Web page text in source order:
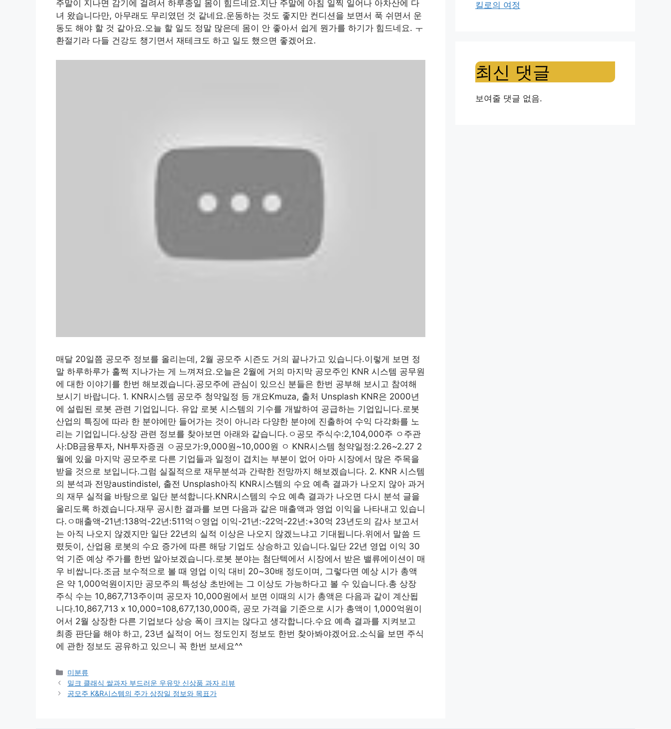
주말이 지나면 감기에 걸려서 하루종일 몸이 힘드네요.지난 주말에 아침 일찍 일어나 아차산에 다
녀 왔습니다만, 아무래도 무리였던 것 같네요.운동하는 것도 좋지만 컨디션을 보면서 푹 쉬면서 운
동도 해야 할 것 같아요.오늘 할 일도 정말 많은데 몸이 안 좋아서 쉽게 뭔가를 하기가 힘드네요. ㅜ
환절기라 다들 건강도 챙기면서 재테크도 하고 일도 했으면 좋겠어요.
매달 20일쯤 공모주 정보를 올리는데, 2월 공모주 시즌도 거의 끝나가고 있습니다.이렇게 보면 정
말 하루하루가 훌쩍 지나가는 게 느껴져요.오늘은 2월에 거의 마지막 공모주인 KNR 시스템 공무원
에 대한 이야기를 한번 해보겠습니다.공모주에 관심이 있으신 분들은 한번 공부해 보시고 참여해
보시기 바랍니다. 1. KNR시스템 공모주 청약일정 등 개요Kmuza, 출처 Unsplash KNR은 2000년
에 설립된 로봇 관련 기업입니다. 유압 로봇 시스템의 기수를 개발하여 공급하는 기업입니다.로봇
산업의 특징에 따라 한 분야에만 들어가는 것이 아니라 다양한 분야에 진출하여 수익 다각화를 노
리는 기업입니다.상장 관련 정보를 찾아보면 아래와 같습니다.ㅇ공모 주식수:2,104,000주 ㅇ주관
사:DB금융투자, NH투자증권 ㅇ공모가:9,000원~10,000원 ㅇ KNR시스템 청약일정:2.26~2.27 2
월에 있을 마지막 공모주로 다른 기업들과 일정이 겹치는 부분이 없어 아마 시장에서 많은 주목을
받을 것으로 보입니다.그럼 실질적으로 재무분석과 간략한 전망까지 해보겠습니다. 2. KNR 시스템
의 분석과 전망austindistel, 출전 Unsplash아직 KNR시스템의 수요 예측 결과가 나오지 않아 과거
의 재무 실적을 바탕으로 일단 분석합니다.KNR시스템의 수요 예측 결과가 나오면 다시 분석 글을
올리도록 하겠습니다.재무 공시한 결과를 보면 다음과 같은 매출액과 영업 이익을 나타내고 있습니
다.ㅇ매출액-21년:138억-22년:511억ㅇ영업 이익-21년:-22억-22년:+30억 23년도의 감사 보고서
는 아직 나오지 않겠지만 일단 22년의 실적 이상은 나오지 않겠느냐고 기대됩니다.위에서 말씀 드
렸듯이, 산업용 로봇의 수요 증가에 따른 해당 기업도 상승하고 있습니다.일단 22년 영업 이익 30
억 기준 예상 주가를 한번 알아보겠습니다.로봇 분야는 첨단텍에서 시장에서 받은 밸류에이션이 매
우 비쌉니다.조금 보수적으로 볼 때 영업 이익 대비 20~30배 정도이며, 그렇다면 예상 시가 총액
은 약 1,000억원이지만 공모주의 특성상 초반에는 그 이상도 가능하다고 볼 수 있습니다.총 상장
주식 수는 10,867,713주이며 공모자 10,000원에서 보면 이때의 시가 총액은 다음과 같이 계산됩
니다.10,867,713 x 10,000=108,677,130,000즉, 공모 가격을 기준으로 시가 총액이 1,000억원이
어서 2월 상장한 다른 기업보다 상승 폭이 크지는 않다고 생각합니다.수요 예측 결과를 지켜보고
최종 판단을 해야 하고, 23년 실적이 어느 정도인지 정보도 한번 찾아봐야겠어요.소식을 보면 주식
에 관한 정보도 공유하고 있으니 꼭 한번 보세요^^
Categories
미분류
밀크 클래식 쌀과자 부드러운 우유맛 신상품 과자 리뷰
공모주 K&R시스템의 주가 상장일 정보와 목표가
킬로의 여정
최신 댓글
보여줄 댓글 없음.